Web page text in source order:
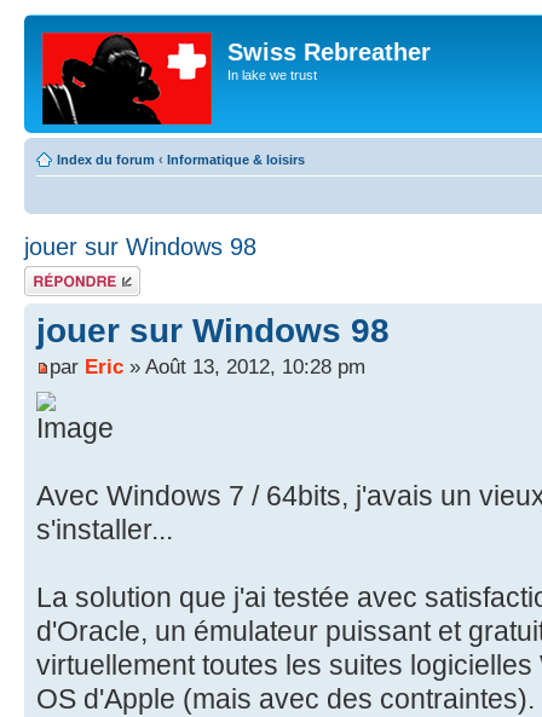
Swiss Rebreather
In lake we trust
Index du forum ‹ Informatique & loisirs
jouer sur Windows 98
Répondre
jouer sur Windows 98
par Eric » Août 13, 2012, 10:28 pm
Avec Windows 7 / 64bits, j'avais un
s'installer...
La solution que j'ai testée avec
d'Oracle, un émulateur puissant et
virtuellement toutes les suites
OS d'Apple (mais avec des contraintes).